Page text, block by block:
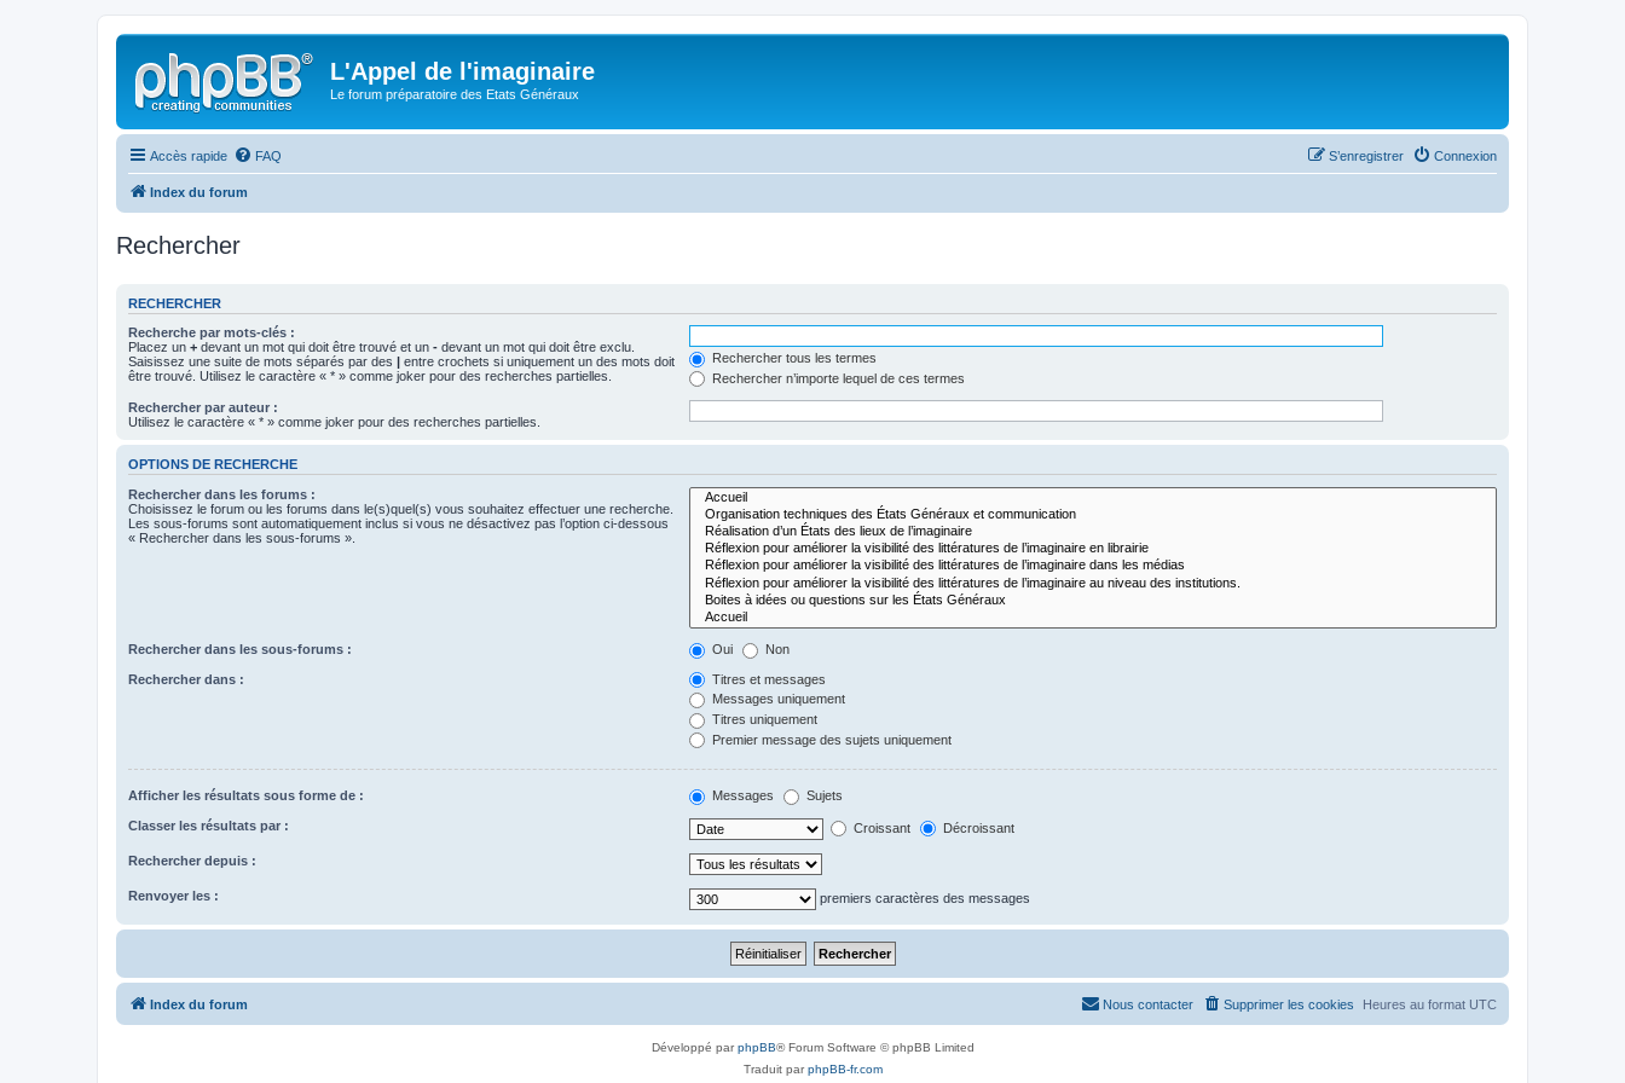
L'Appel de l'imaginaire
Le forum préparatoire des Etats Généraux
Accès rapide FAQ Connexion
S’enregistrer
Index du forum
Rechercher
RECHERCHER
Recherche par mots-clés :
Placez un + devant un mot qui doit être trouvé et un - devant un mot qui doit être exclu.
Saisissez une suite de mots séparés par des | entre crochets si uniquement un des mots doit
être trouvé. Utilisez le caractère « * » comme joker pour des recherches partielles.
Rechercher tous les termes
Rechercher n’importe lequel de ces termes
Rechercher par auteur :
Utilisez le caractère « * » comme joker pour des recherches partielles.
OPTIONS DE RECHERCHE
Rechercher dans les forums :
Choisissez le forum ou les forums dans le(s)quel(s) vous souhaitez effectuer une recherche.
Les sous-forums sont automatiquement inclus si vous ne désactivez pas l’option ci-dessous
« Rechercher dans les sous-forums ».
Rechercher dans les sous-forums : Oui Non
Rechercher dans :
Titres et messages
Messages uniquement
Titres uniquement
Premier message des sujets uniquement
Afficher les résultats sous forme de : Messages Sujets
Classer les résultats par : Croissant Décroissant
Rechercher depuis :
Renvoyer les : premiers caractères des messages
Index du forum Heures au format UTC
Supprimer les cookies
Nous contacter
Développé parphpBB® Forum Software © phpBB Limited
Traduit parphpBB-fr.com